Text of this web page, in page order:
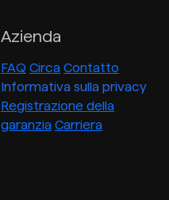
Azienda
FAQ Circa Contatto
Informativa sulla privacy
Registrazione della
garanzia Carriera